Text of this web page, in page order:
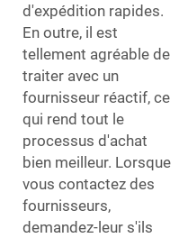
d'expédition rapides.
En outre, il est
tellement agréable de
traiter avec un
fournisseur réactif, ce
qui rend tout le
processus d'achat
bien meilleur. Lorsque
vous contactez des
fournisseurs,
demandez-leur s'ils